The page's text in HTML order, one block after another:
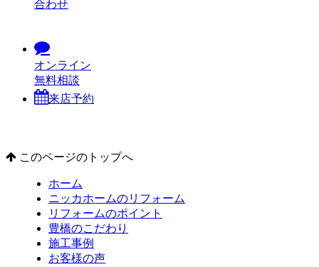
合わせ
オンライン
無料相談
来店予約
このページのトップへ
ホーム
ニッカホームのリフォーム
リフォームのポイント
豊橋のこだわり
施工事例
お客様の声